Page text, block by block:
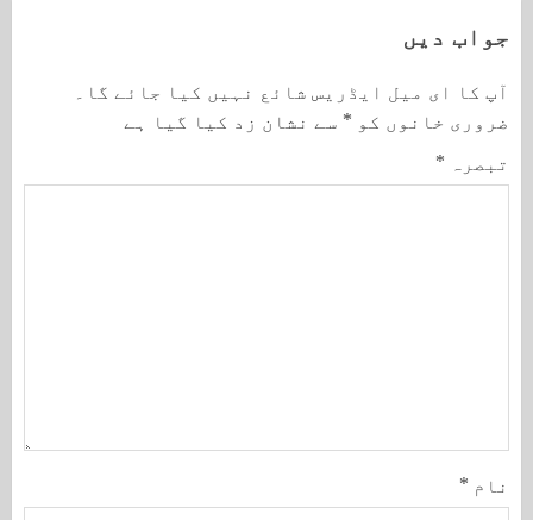
جواب دیں
آپ کا ای میل ایڈریس شائع نہیں کیا جائے گا۔
ضروری خانوں کو * سے نشان زد کیا گیا ہے
تبصرہ *
نام *